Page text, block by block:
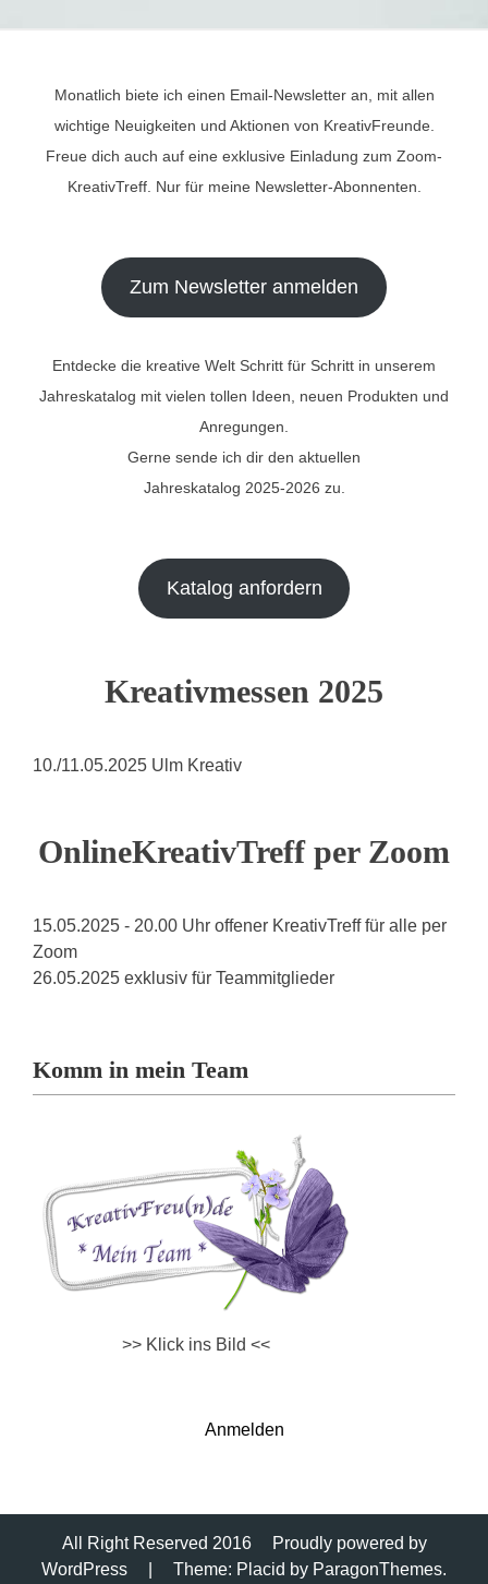
Monatlich biete ich einen Email-Newsletter an, mit allen
wichtige Neuigkeiten und Aktionen von KreativFreunde.
Freue dich auch auf eine exklusive Einladung zum Zoom-
KreativTreff. Nur für meine Newsletter-Abonnenten.
Zum Newsletter anmelden
Entdecke die kreative Welt Schritt für Schritt in unserem
Jahreskatalog mit vielen tollen Ideen, neuen Produkten und
Anregungen.
Gerne sende ich dir den aktuellen
Jahreskatalog 2025-2026 zu.
Katalog anfordern
Kreativmessen 2025
10./11.05.2025 Ulm Kreativ
OnlineKreativTreff per Zoom
15.05.2025 - 20.00 Uhr offener KreativTreff für alle per
Zoom
26.05.2025 exklusiv für Teammitglieder
Komm in mein Team
>> Klick ins Bild <<
Anmelden
All Right Reserved 2016
Proudly powered by
WordPress
Theme: Placid by ParagonThemes.